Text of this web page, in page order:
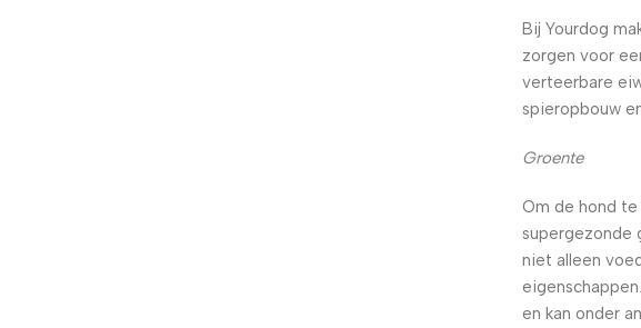
Bij Yourdog
zorgen voor
verteerbare
spieropbouw
Groente
Om de hond
supergezonde
niet alleen
en kan onder